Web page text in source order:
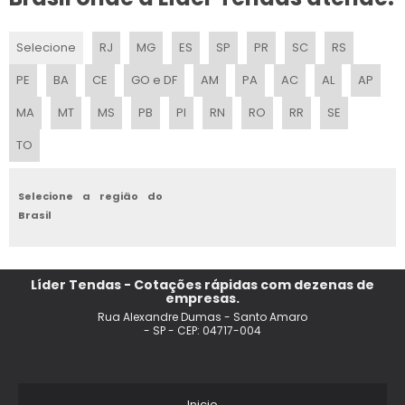
ALUGUEL DE TENDAS TRANSPARENTES
ALUGUEL DE TENDAS EM SAO ROQUE
LOCACAO DE TENDAS PIRAMIDAL
PRECO ALUGUEL TENDA 10X10
LOCACAO DE TENDAS EM PORTO FELIZ
LOCACAO DE TENDAS PARA FESTAS CAMPINAS
Selecione RJ MG ES SP PR SC
RS
PE
BA CE GO e DF AM PA AC AL
AP
MA
MT MS PB PI RN RO RR
SE
TO
Selecione a região do
Brasil
Líder Tendas - Cotações rápidas com dezenas de
empresas.
Rua Alexandre Dumas - Santo Amaro
- SP - CEP: 04717-004